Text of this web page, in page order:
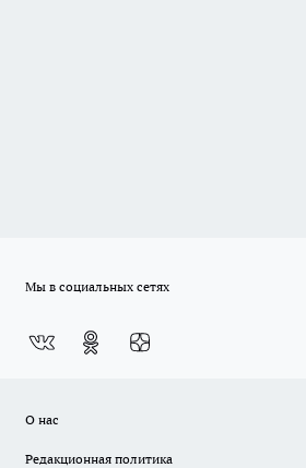
Мы в социальных сетях
О нас
Редакционная политика